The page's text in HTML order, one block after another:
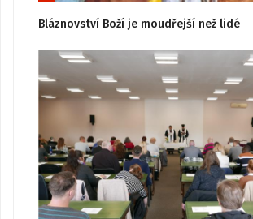
Bláznovství Boží je moudřejší než lidé